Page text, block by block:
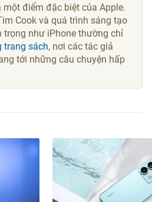
điểm đặc biệt của Apple.
Cook và quá trình sáng tạo
trọng như iPhone thường chỉ
trang sách, nơi các tác giả
tới những câu chuyện hấp